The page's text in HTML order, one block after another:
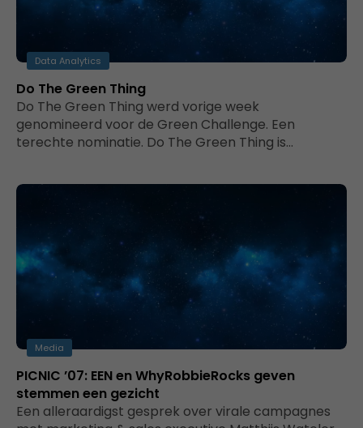
Data Analytics
Do The Green Thing
Do The Green Thing werd vorige week
genomineerd voor de Green Challenge. Een
terechte nominatie. Do The Green Thing is…
Media
PICNIC ’07: EEN en WhyRobbieRocks geven
stemmen een gezicht
Een alleraardigst gesprek over virale campagnes